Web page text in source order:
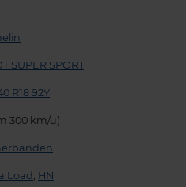
SUPER SPORT
R18 92Y
300 km/u)
Load, HN